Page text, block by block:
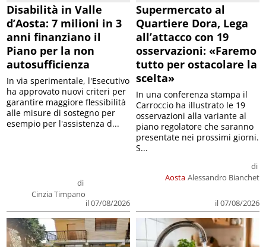
Disabilità in Valle
d’Aosta: 7 milioni in 3
anni finanziano il
Piano per la non
autosufficienza
di
Cinzia Timpano
il 07/08/2026
In via sperimentale, l'Esecutivo
ha approvato nuovi criteri per
garantire maggiore flessibilità
alle misure di sostegno per
esempio per l'assistenza d...
Supermercato al
Quartiere Dora, Lega
all’attacco con 19
osservazioni: «Faremo
tutto per ostacolare la
scelta»
Aosta
di
Alessandro Bianchet
il 07/08/2026
In una conferenza stampa il
Carroccio ha illustrato le 19
osservazioni alla variante al
piano regolatore che saranno
presentate nei prossimi giorni.
S...